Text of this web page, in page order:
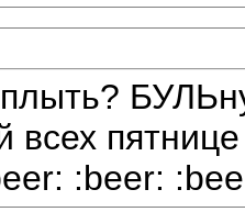
всех
:beer: